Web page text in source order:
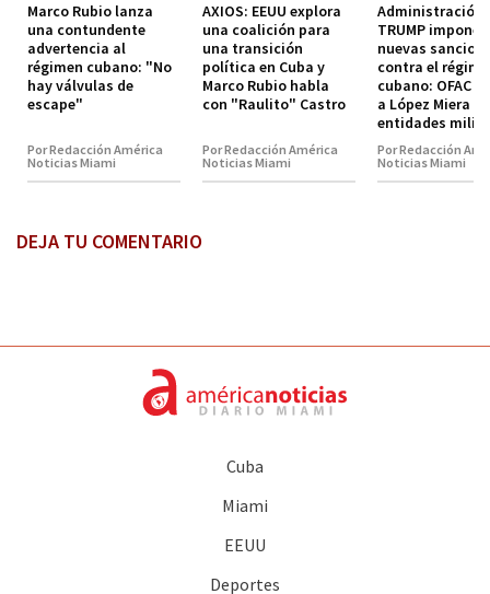
Marco Rubio lanza
una contundente
advertencia al
régimen cubano: "No
hay válvulas de
escape"
Por Redacción América
Noticias Miami
AXIOS: EEUU explora
una coalición para
una transición
política en Cuba y
Marco Rubio habla
con "Raulito" Castro
Por Redacción América
Noticias Miami
Administración
TRUMP impone
nuevas
contra el
cubano: OFAC
a López Miera y
entidades
Por Redacción
Noticias Miami
DEJA TU COMENTARIO
Cuba
Miami
EEUU
Deportes